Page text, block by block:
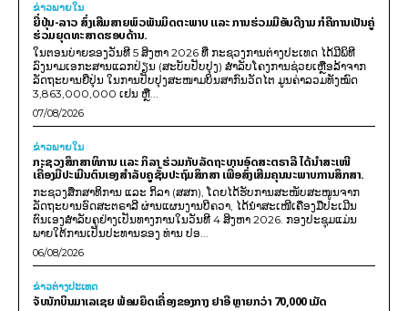
ຂ່າວພາຍ​ໃນ
ຍີ່ປຸ່ນ-ລາວ ສົ່ງເສີມສາຍພົວພັນມິດຕະພາບ ແລະ ການຮ່ວມມືອັນດີງາມ ກໍຄືການເປັນຄູ່
ຮ່ວມຍຸດທະສາດຮອບດ້ານ.
ໃນຕອນບ່າຍຂອງວັນທີ 5 ສິງຫາ 2026 ທີ່ ກະຊວງການຕ່າງປະເທດ ໄດ້ມີພິທີ
ລົງນາມເອກະສານແລກປ່ຽນ (ສະບັບປັບປຸງ) ສໍາລັບໂຄງການຊ່ວຍເຫຼືອລ້າຈາກ
ລັດຖະບານຍີ່ປຸ່ນ ໃນການປັບປຸງສະໜາມບິນສາກົນວັດໄຕ ມູນຄ່າລວມທັງໝົດ
3,863,000,000 ເຢນ ຫຼື...
07/08/2026
ຂ່າວພາຍ​ໃນ
ກະຊວງສຶກສາທິການ ແລະ ກິລາ ຮ່ວມກັບລັດຖະບານອົດສະຕຣາລີ ໄດ້ນຳສະເໜີ
ເຄື່ອງມືປະເມີນຕົນເອງສຳລັບຄູຊັ້ນປະຖົມສຶກສາ ເພື່ອສົ່ງເສີມຄຸນນະພາບການສຶກສາ.
ກະຊວງສຶກສາທິການ ແລະ ກິລາ (ສສກ), ໂດຍໄດ້ຮັບການສະໜັບສະໜູນຈາກ
ລັດຖະບານອົດສະຕຣາລີ ຜ່ານແຜນງານບີຄວາ, ໄດ້ນຳສະເໜີເຄື່ອງມືປະເມີນ
ຕົນເອງສຳລັບຄູຢ່າງເປັນທາງການໃນວັນທີ 4 ສິງຫາ 2026. ກອງປະຊຸມແມ່ນ
ພາຍໃຕ້ການເປັນປະທານຂອງ ທ່ານ ປອ...
06/08/2026
ຂ່າວຕ່າງປະເທດ
ຈັບນັກບິນມາເລເຊຍ ພ້ອມຍຶດເຄື່ອງຂອງກາງ ຢາອີ ຫຼາຍກວ່າ 70,000 ເມັດ